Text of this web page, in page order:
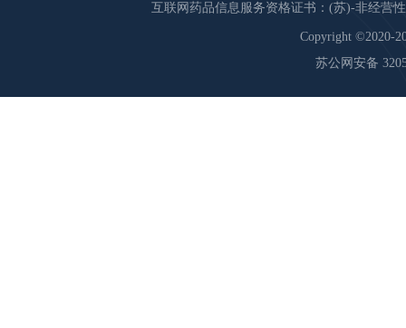
互联网药品信息服务资格证书：(苏)-非经营性
Copyright ©2020-
苏公网安备